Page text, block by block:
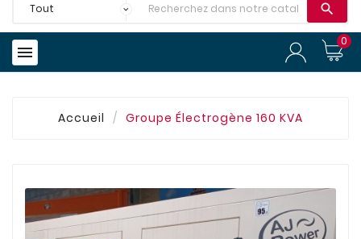


0
Accueil Groupe Électrogène 160 KVA